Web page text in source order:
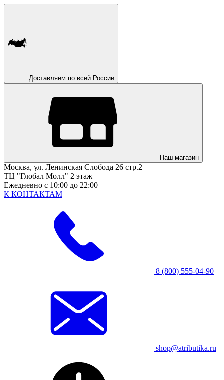
Доставляем по всей России
Наш магазин
Москва, ул. Ленинская Слобода 26 стр.2
ТЦ "Глобал Молл" 2 этаж
Ежедневно с 10:00 до 22:00
К КОНТАКТАМ
8 (800) 555-04-90
shop@atributika.ru